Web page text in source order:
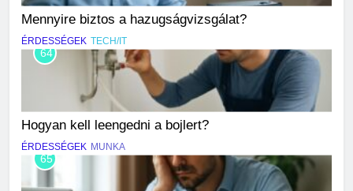
Mennyire biztos a hazugságvizsgálat?
ÉRDESSÉGEK TECH/IT
64
Hogyan kell leengedni a bojlert?
ÉRDESSÉGEK MUNKA
65